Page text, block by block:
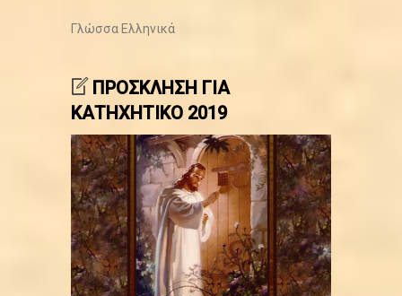
Γλώσσα Ελληνικά
ΠΡΟΣΚΛΗΣΗ ΓΙΑ
ΚΑΤΗΧΗΤΙΚΟ 2019